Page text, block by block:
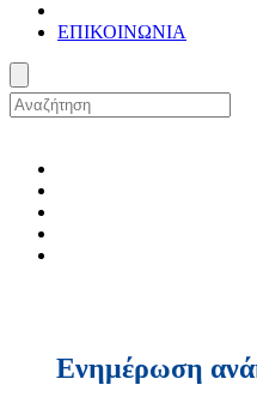
ΕΠΙΚΟΙΝΩΝΙΑ
Ενημέρωση